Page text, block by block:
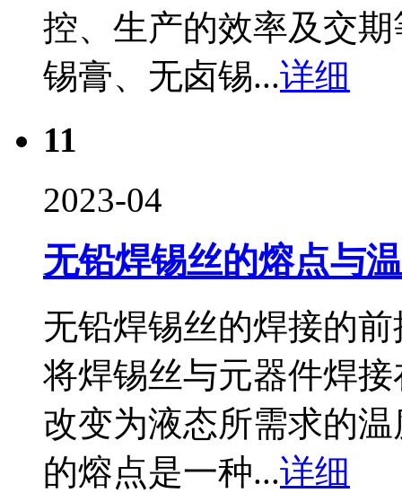
控、生产的效率及交
锡膏、无卤锡...详细
11
2023-04
无铅焊锡丝的熔点与
无铅焊锡丝的焊接的
将焊锡丝与元器件焊
改变为液态所需求的
的熔点是一种...详细